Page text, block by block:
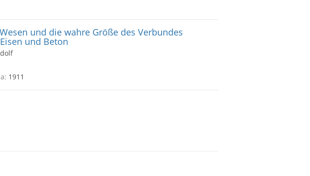
und die wahre Größe des Verbundes
und Beton
1911